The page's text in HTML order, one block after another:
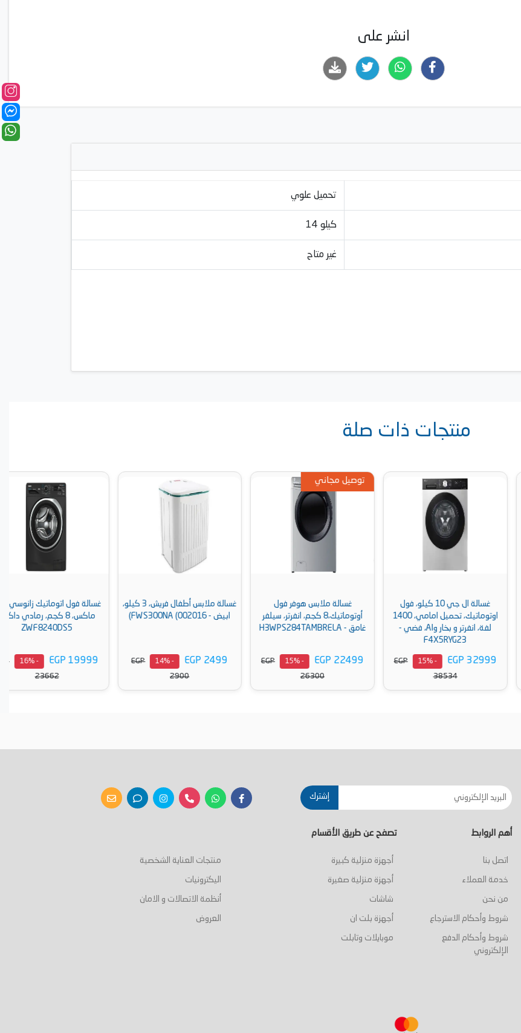
انشر على
تحميل علوي
14 كيلو
غير متاح
منتجات ذات صلة
غسالة ال جي 10 كيلو، فول
اوتوماتيك، تحميل امامي، 1400
لفة، انفرتر و بخار وAI، فضي -
F4X5RYG23
EGP 32999
- 15%
EGP
توصيل مجاني
غسالة ملابس هوفر فول
أوتوماتيك،8 كجم، انفرتر، سيلفر
EGP 22499
- 15%
EGP
غسالة ملابس أطفال فريش، 3 كيلو،
EGP 2499
- 14%
EGP
غسالة فول اتوماتيك زانوسي بيرلا
ماكس، 8 كجم، رمادي داكن -
ZWF8240DS5
EGP 19999
- 16%
EGP
إشترك
أهم الروابط
اتصل بنا
خدمة العملاء
من نحن
شروط وأحكام الاسترجاع
شروط وأحكام الدفع
الإلكتروني
تصفح عن طريق الأقسام
أجهزة منزلية كبيرة
أجهزة منزلية صغيرة
شاشات
أجهزة بلت ان
موبايلات وتابلت
منتجات العناية الشخصية
اليكترونيات
أنظمة الاتصالات و الامان
العروض